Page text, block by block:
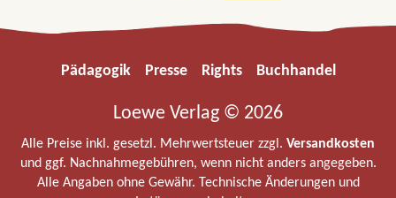
Pädagogik Presse Rights Buchhandel
Loewe Verlag © 2026
Alle Preise inkl. gesetzl. Mehrwertsteuer zzgl. Versandkosten
und ggf. Nachnahmegebühren, wenn nicht anders angegeben.
Alle Angaben ohne Gewähr. Technische Änderungen und